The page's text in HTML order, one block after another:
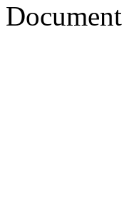
Document